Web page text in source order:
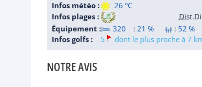
Infos météo : 26 °C
Infos plages :
Dist.
Équipement :
320 : 21 % : 52 %
Infos golfs :
5 dont le plus proche à 7
NOTRE AVIS